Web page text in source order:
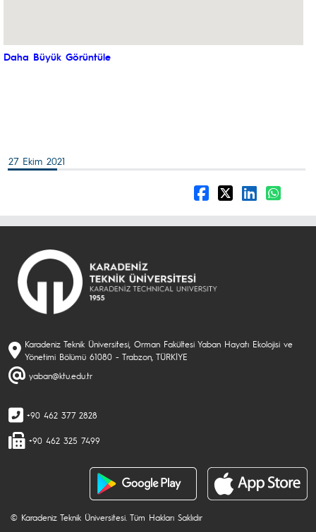
Daha Büyük Görüntüle
27 Ekim 2021
Karadeniz Teknik Üniversitesi, Orman Fakültesi Yaban Hayatı Ekolojisi ve
Yönetimi Bölümü 61080 - Trabzon, TÜRKİYE
yaban@ktu.edu.tr
+90 462 377 2828
+90 462 325 7499
© Karadeniz Teknik Üniversitesi. Tüm Hakları Saklıdır